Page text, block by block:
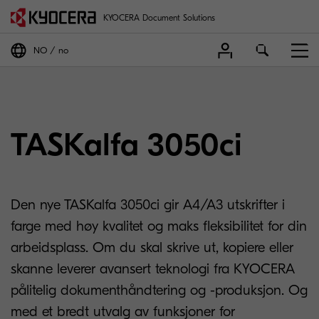
KYOCERA Document Solutions
NO no
TASKalfa 3050ci
Den nye TASKalfa 3050ci gir A4/A3 utskrifter i
farge med høy kvalitet og maks fleksibilitet for din
arbeidsplass. Om du skal skrive ut, kopiere eller
skanne leverer avansert teknologi fra KYOCERA
pålitelig dokumenthåndtering og -produksjon. Og
med et bredt utvalg av funksjoner for